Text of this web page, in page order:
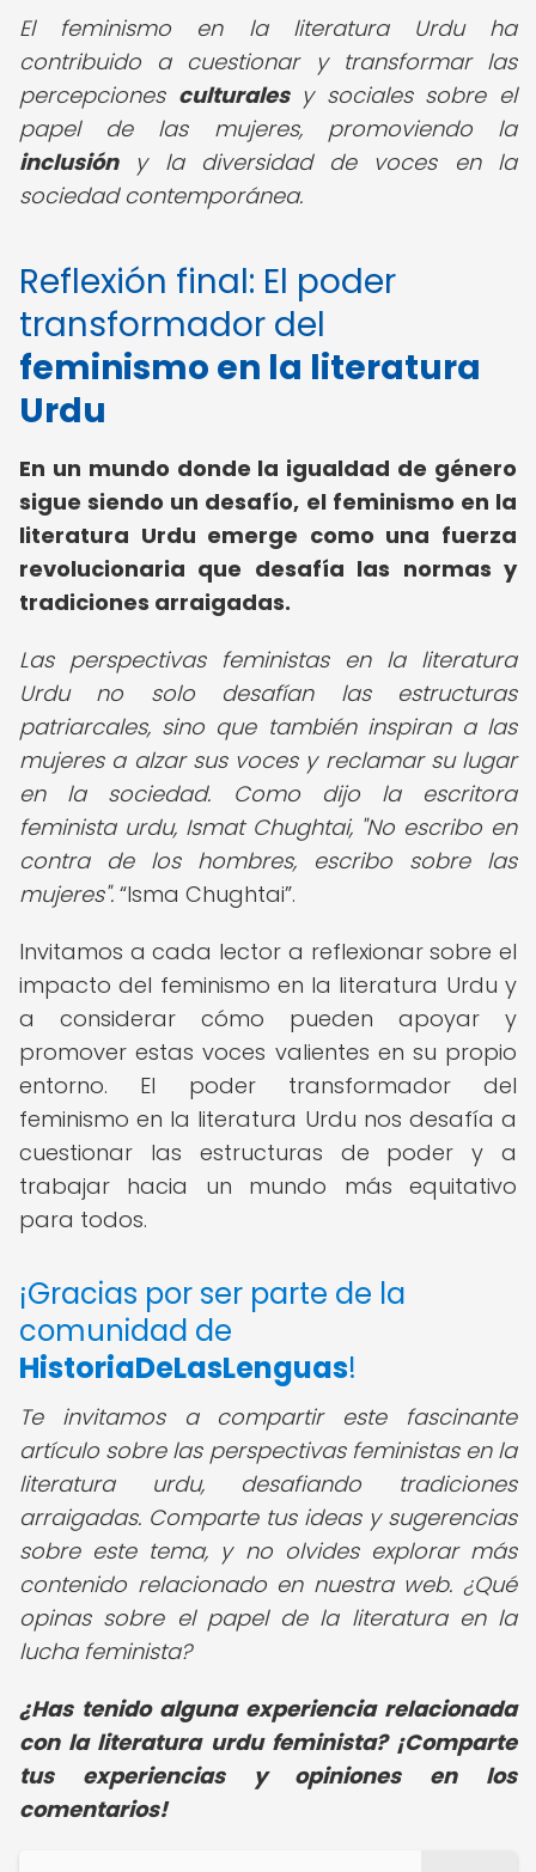
El feminismo en la literatura Urdu ha
contribuido a cuestionar y transformar las
percepciones culturalesy sociales sobre el
papel de las mujeres, promoviendo la
inclusióny la diversidad de voces en la
sociedad contemporánea.
Reflexión final: El poder
transformador del
feminismo en la literatura
Urdu
En un mundo donde la igualdad de género
sigue siendo un desafío, el feminismo en la
literatura Urdu emerge como una fuerza
revolucionaria que desafía las normas y
tradiciones arraigadas.
Las perspectivas feministas en la literatura
Urdu no solo desafían las estructuras
patriarcales, sino que también inspiran a las
mujeres a alzar sus voces y reclamar su lugar
en la sociedad. Como dijo la escritora
feminista urdu, Ismat Chughtai, "No escribo en
contra de los hombres, escribo sobre las
mujeres". Isma Chughtai .
Invitamos a cada lector a reflexionar sobre el
impacto del feminismo en la literatura Urdu y
a considerar cómo pueden apoyar y
promover estas voces valientes en su propio
entorno. El poder transformador del
feminismo en la literatura Urdu nos desafía a
cuestionar las estructuras de poder y a
trabajar hacia un mundo más equitativo
para todos.
¡Gracias por ser parte de la
comunidad de
HistoriaDeLasLenguas!
Te invitamos a compartir este fascinante
artículo sobre las perspectivas feministas en la
literatura urdu, desafiando tradiciones
arraigadas. Comparte tus ideas y sugerencias
sobre este tema, y no olvides explorar más
contenido relacionado en nuestra web. ¿Qué
opinas sobre el papel de la literatura en la
lucha feminista?
¿Has tenido alguna experiencia relacionada
con la literatura urdu feminista? ¡Comparte
tus experiencias y opiniones en los
comentarios!